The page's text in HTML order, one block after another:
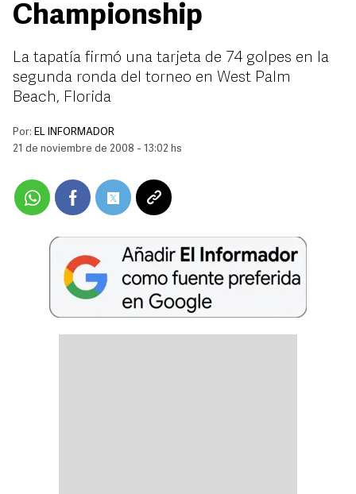
Championship
La tapatía firmó una tarjeta de 74 golpes en la
segunda ronda del torneo en West Palm
Beach, Florida
Por: EL INFORMADOR
21 de noviembre de 2008 - 13:02 hs